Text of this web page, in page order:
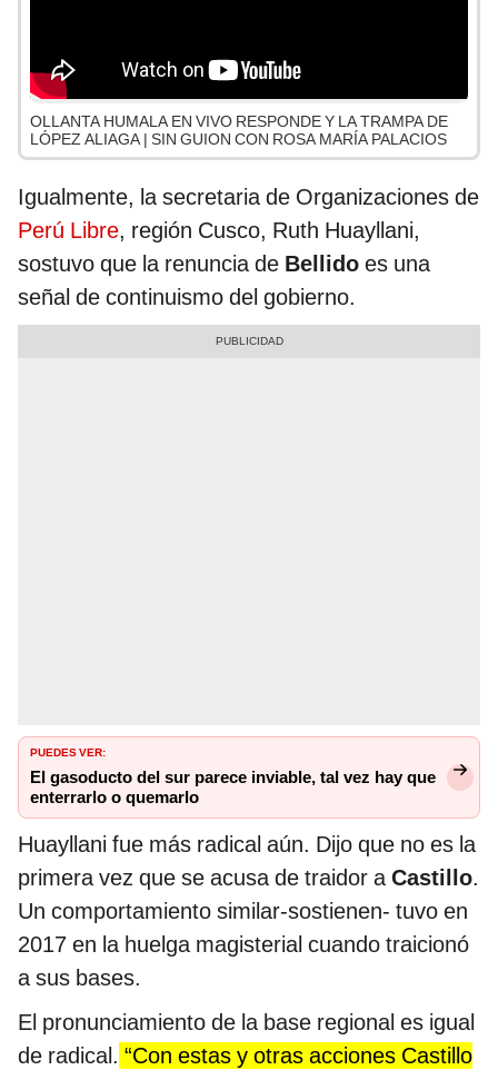
OLLANTA HUMALA EN VIVO RESPONDE Y LA TRAMPA DE
LÓPEZ ALIAGA | SIN GUION CON ROSA MARÍA PALACIOS
Igualmente, la secretaria de Organizaciones de
Perú Libre, región Cusco, Ruth Huayllani,
sostuvo que la renuncia de Bellido es una
señal de continuismo del gobierno.
PUEDES VER:
El gasoducto del sur parece inviable, tal vez hay que
enterrarlo o quemarlo
Huayllani fue más radical aún. Dijo que no es la
primera vez que se acusa de traidor aCastillo.
Un comportamiento similar-sostienen- tuvo en
2017 en la huelga magisterial cuando traicionó
a sus bases.
El pronunciamiento de la base regional es igual
de radical. “Con estas y otras acciones Castillo